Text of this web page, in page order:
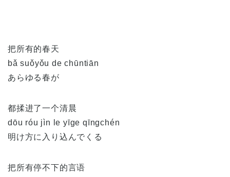
把所有的春天
bǎ suǒyǒu de chūntiān
あらゆる春が
都揉进了一个清晨
dōu róu jìn le yīge qīngchén
明け方に入り込んでくる
把所有停不下的言语